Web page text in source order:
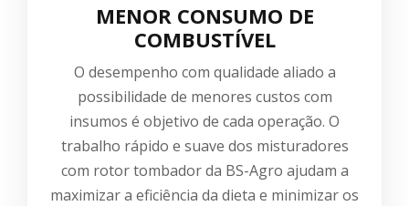
MENOR CONSUMO DE
COMBUSTÍVEL
O desempenho com qualidade aliado a
possibilidade de menores custos com
insumos é objetivo de cada operação. O
trabalho rápido e suave dos misturadores
com rotor tombador da BS-Agro ajudam a
maximizar a eficiência da dieta e minimizar os